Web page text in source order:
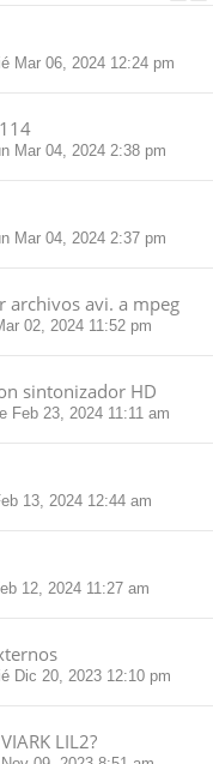
Mar 06, 2024 12:24 pm
Mar 04, 2024 2:38 pm
Mar 04, 2024 2:37 pm
archivos avi. a mpeg
02, 2024 11:52 pm
sintonizador HD
Feb 23, 2024 11:11 am
13, 2024 12:44 am
12, 2024 11:27 am
Dic 20, 2023 12:10 pm
LIL2?